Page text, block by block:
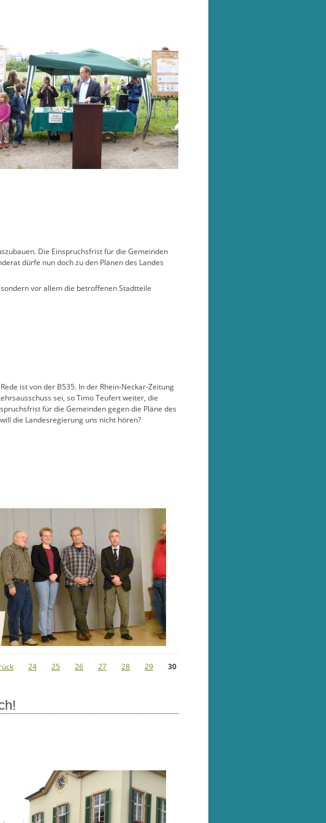
Die Einspruchsfrist für die Gemeinden
dürfe nun doch zu den Plänen des Landes
vor allem die betroffenen Stadtteile
ist von der B535. In der Rhein-Neckar-Zeitung
sei, so Timo Teufert weiter, die
für die Gemeinden gegen die Pläne des
die Landesregierung uns nicht hören?
24 25 26 27 28 29 30